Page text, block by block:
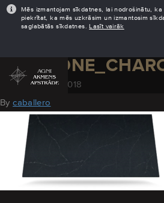
Mēs izmantojam sīkdatnes, lai nodrošinātu,
piekrītat, ka mēs uzkrāsim un izmantosim
saglabātās sīkdatnes.Lasīt vairāk
November 29, 2018
Bycaballero